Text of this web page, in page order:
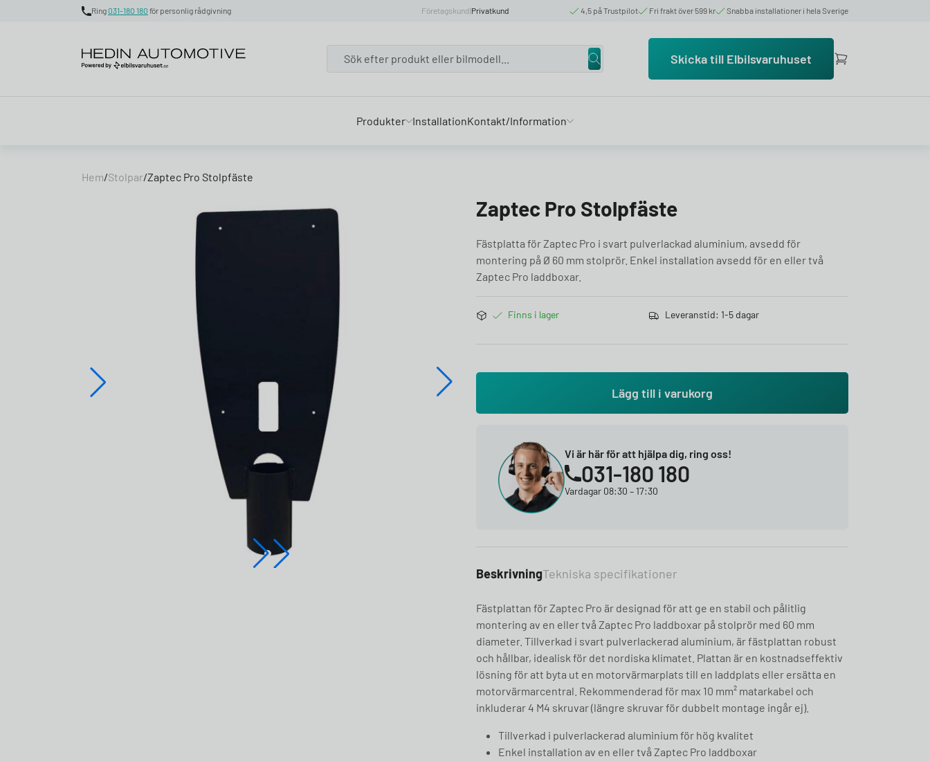
Ring031-180 180 för personlig rådgivning Företagskund|Privatkund 4,5 på Trustpilot Fri frakt över 599 kr Snabba installationer i hela Sverige
Skicka till Elbilsvaruhuset
Produkter InstallationKontakt/Information
Hem/Stolpar/Zaptec Pro Stolpfäste
Zaptec Pro Stolpfäste
Fästplatta för Zaptec Pro i svart pulverlackad aluminium, avsedd för
montering på Ø 60 mm stolprör. Enkel installation avsedd för en eller två
Zaptec Pro laddboxar.
Finns i lager Leveranstid: 1-5 dagar
Lägg till i varukorg
Vi är här för att hjälpa dig, ring oss!
031-180 180
Vardagar 08:30 – 17:30
BeskrivningTekniska specifikationer
Fästplattan för Zaptec Pro är designad för att ge en stabil och pålitlig
montering av en eller två Zaptec Pro laddboxar på stolprör med 60 mm
diameter. Tillverkad i svart pulverlackerad aluminium, är fästplattan robust
och hållbar, idealisk för det nordiska klimatet. Plattan är en kostnadseffektiv
lösning för att byta ut en motorvärmarplats till en laddplats eller ersätta en
motorvärmarcentral. Rekommenderad för max 10 mm² matarkabel och
inkluderar 4 M4 skruvar (längre skruvar för dubbelt montage ingår ej).
Tillverkad i pulverlackerad aluminium för hög kvalitet
Enkel installation av en eller två Zaptec Pro laddboxar